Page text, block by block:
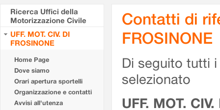
Ricerca Uffici della
Motorizzazione Civile
UFF. MOT. CIV. DI
FROSINONE
Home Page
Dove siamo
Orari apertura sportelli
Organizzazione e contatti
Avvisi all'utenza
Contatti di
FROSINONE
Di seguito tutti
selezionato
UFF. MOT.